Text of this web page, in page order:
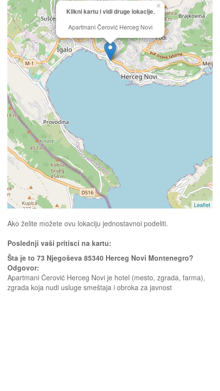
Klikni kartu i vidi druge lokacije.
Apartmani Čerović Herceg Novi
×
Leaflet
Ako želite možete ovu lokaciju jednostavnoi podeliti.
Poslednji vaši pritisci na kartu:
Šta je to 73 Njegoševa 85340 Herceg Novi Montenegro?
Odgovor:
Apartmani Čerović Herceg Novi je hotel (mesto, zgrada, farma),
zgrada koja nudi usluge smeštaja i obroka za javnost